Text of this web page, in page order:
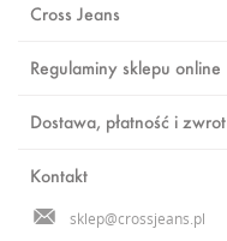
Cross Jeans
Regulaminy sklepu online
Dostawa, płatność i zwrot
Kontakt
sklep@crossjeans.pl